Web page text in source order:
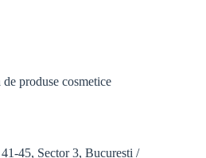
produse cosmetice
45, Sector 3, București /